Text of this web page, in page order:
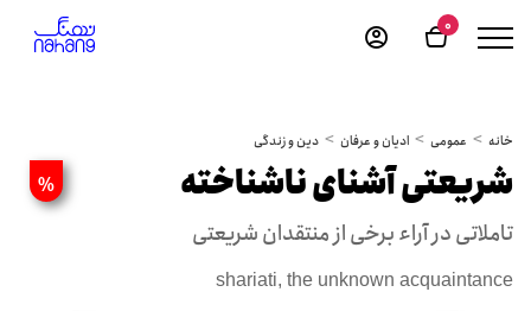
0
خانه عمومی ادیان و عرفان دین و زندگی
% شریعتی آشنای ناشناخته
تاملاتی در آراء برخی از ‬منتقدان شریعتی
shariati, the unknown acquaintance